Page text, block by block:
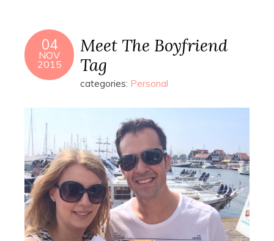
04
NOV
2015
Meet The Boyfriend
Tag
categories: Personal